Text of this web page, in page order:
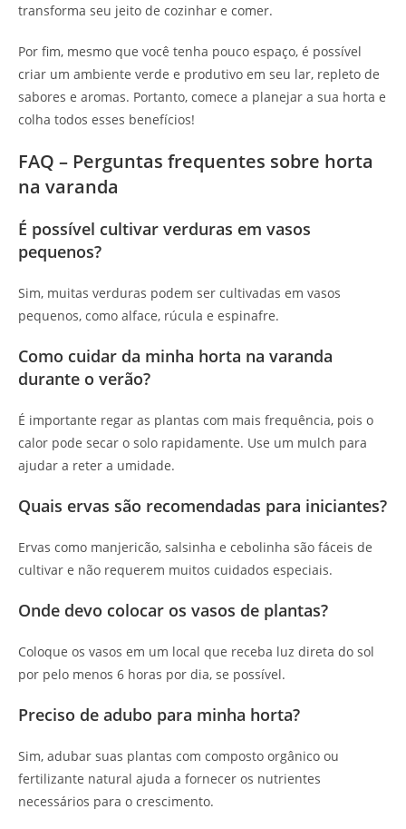
transforma seu jeito de cozinhar e comer.
Por fim, mesmo que você tenha pouco espaço, é possível
criar um ambiente verde e produtivo em seu lar, repleto de
sabores e aromas. Portanto, comece a planejar a sua horta e
colha todos esses benefícios!
FAQ – Perguntas frequentes sobre horta
na varanda
É possível cultivar verduras em vasos
pequenos?
Sim, muitas verduras podem ser cultivadas em vasos
pequenos, como alface, rúcula e espinafre.
Como cuidar da minha horta na varanda
durante o verão?
É importante regar as plantas com mais frequência, pois o
calor pode secar o solo rapidamente. Use um mulch para
ajudar a reter a umidade.
Quais ervas são recomendadas para iniciantes?
Ervas como manjericão, salsinha e cebolinha são fáceis de
cultivar e não requerem muitos cuidados especiais.
Onde devo colocar os vasos de plantas?
Coloque os vasos em um local que receba luz direta do sol
por pelo menos 6 horas por dia, se possível.
Preciso de adubo para minha horta?
Sim, adubar suas plantas com composto orgânico ou
fertilizante natural ajuda a fornecer os nutrientes
necessários para o crescimento.